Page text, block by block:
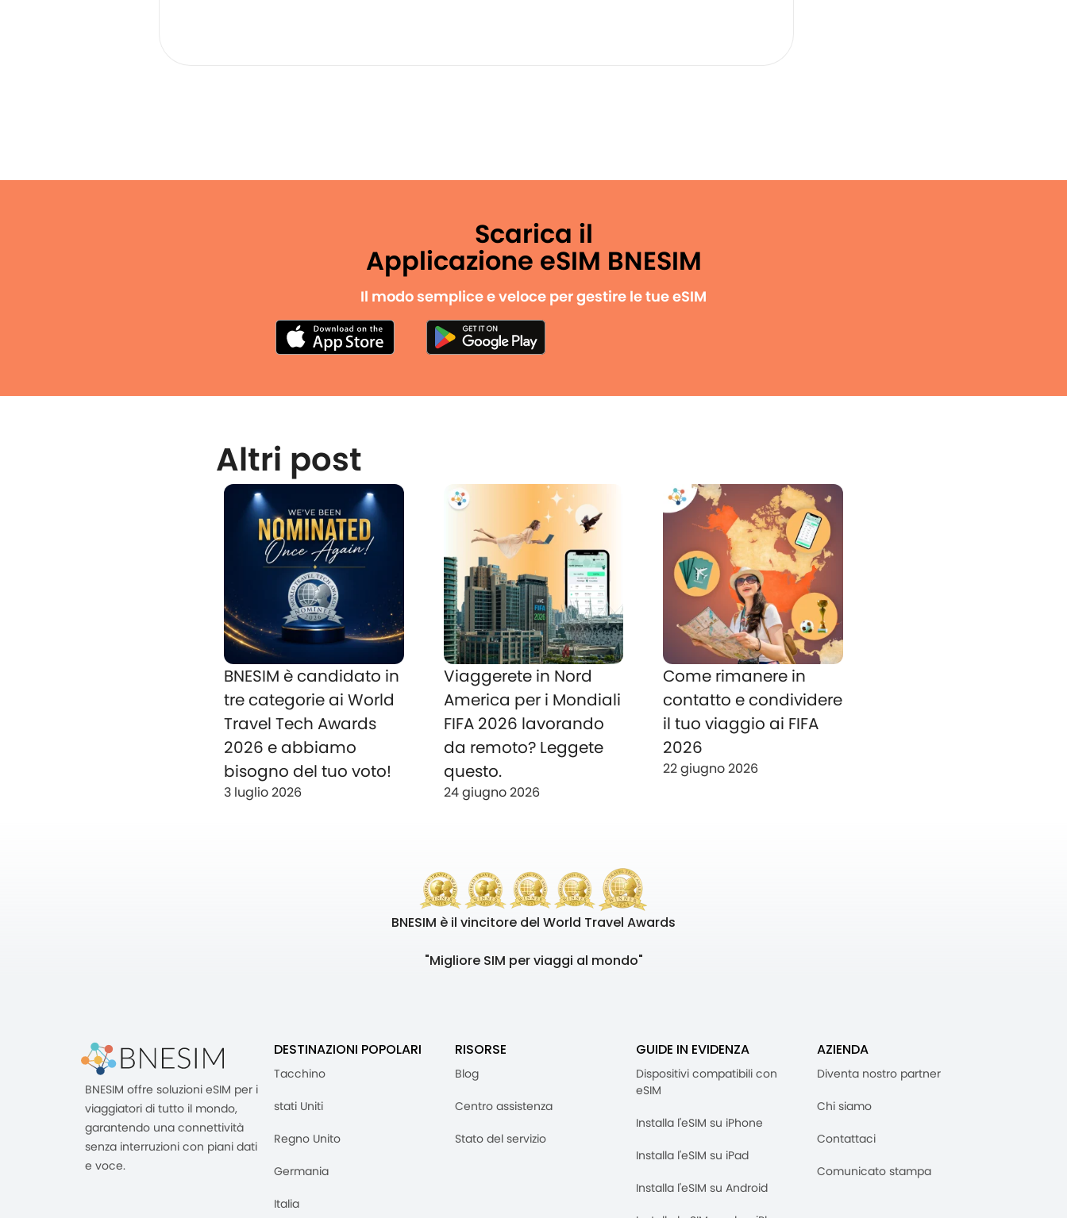
Scarica il
Applicazione eSIM BNESIM
Il modo semplice e veloce per gestire le tue eSIM
Altri post
BNESIM è candidato in
tre categorie ai World
Travel Tech Awards
2026 e abbiamo
bisogno del tuo voto!
3 luglio 2026
Viaggerete in Nord
America per i Mondiali
FIFA 2026 lavorando
da remoto? Leggete
questo.
24 giugno 2026
Come rimanere in
contatto e condividere
il tuo viaggio ai FIFA
2026
22 giugno 2026
BNESIM è il vincitore del World Travel Awards
"Migliore SIM per viaggi al mondo"
BNESIM offre soluzioni eSIM per i
viaggiatori di tutto il mondo,
garantendo una connettività
senza interruzioni con piani dati
e voce.
DESTINAZIONI POPOLARI
Tacchino
stati Uniti
Regno Unito
Germania
Italia
RISORSE
Blog
Centro assistenza
Stato del servizio
GUIDE IN EVIDENZA
Dispositivi compatibili con
eSIM
Installa l'eSIM su iPhone
Installa l'eSIM su iPad
Installa l'eSIM su Android
AZIENDA
Diventa nostro partner
Chi siamo
Contattaci
Comunicato stampa